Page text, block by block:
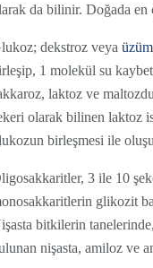
da bilinir. Doğada en
dekstroz veya üzüm
1 molekül su
laktoz ve
olarak bilinen laktoz
birleşmesi ile
3 ile 10
glikozit
bitkilerin
nişasta, amiloz ve